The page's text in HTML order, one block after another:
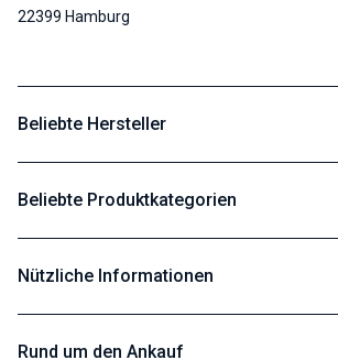
22399 Hamburg
Beliebte Hersteller
Beliebte Produktkategorien
Nützliche Informationen
Rund um den Ankauf